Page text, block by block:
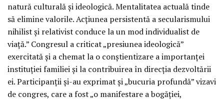
natură culturală şi ideologică. Mentalitatea actuală tinde
să elimine valorile. Acţiunea persistentă a secularismului
nihilist şi relativist conduce la un mod individualist de
viaţă.” Congresul a criticat „presiunea ideologică”
exercitată şi a chemat la o conştientizare a importanţei
instituţiei familiei şi la contribuirea în direcţia dezvoltării
ei. Participanţii şi-au exprimat şi „bucuria profundă” vizavi
de congres, care a fost „o manifestare a bogăţiei,